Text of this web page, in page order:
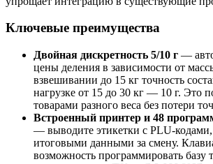
Ключевые преимущества
Двойная дискретность 5/10 г —
цены деления в зависимости от
взвешивании до 15 кг точность
нагрузке от 15 до 30 кг — 10 г. Это
товарами разного веса без потери
Встроенный принтер и 48
— выводите этикетки с PLU-кодами,
итоговыми данными за смену.
возможность программировать базу